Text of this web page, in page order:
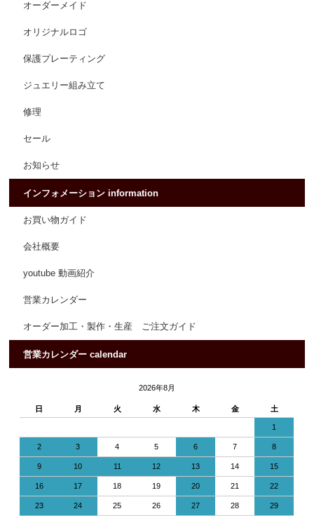
オーダーメイド
オリジナルロゴ
保護プレーティング
ジュエリー組み立て
修理
セール
お知らせ
インフォメーション information
お買い物ガイド
会社概要
youtube 動画紹介
営業カレンダー
オーダー加工・製作・生産 ご注文ガイド
営業カレンダー calendar
2026年8月
日 月 火 水 木 金 土
1
2 3 4 5 6 7 8
9 10 11 12 13 14 15
16 17 18 19 20 21 22
23 24 25 26 27 28 29